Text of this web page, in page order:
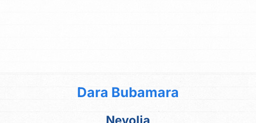
Dara Bubamara